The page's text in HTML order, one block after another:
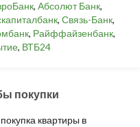
, Абсолют Банк,
, Связь-Банк,
, Райффайзенбанк,
, ВТБ24
покупки
квартиры в